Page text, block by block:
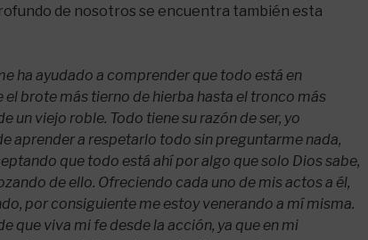
de nosotros se encuentra también esta
ha ayudado a comprender que todo está en
el brote más tierno de hierba hasta el tronco más
un viejo roble. Todo tiene su razón de ser, yo
aprender a respetarlo todo sin preguntarme nada,
que todo está ahí por algo que solo Dios sabe,
de ello. Ofreciendo cada uno de mis actos a él,
por consiguiente me estoy venerando a mí misma.
que viva mi fe desde la acción, ya que en mi